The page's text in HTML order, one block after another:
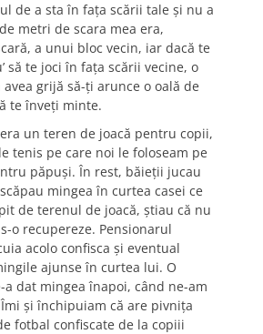
de a sta în fața scării tale și nu a
metri de scara mea era,
a unui bloc vecin, iar dacă te
să te joci în fața scării vecine, o
avea grijă să-ți arunce o oală de
te înveți minte.
un teren de joacă pentru copii,
tenis pe care noi le foloseam pe
păpuși. În rest, băieții jucau
mingea în curtea casei ce
de terenul de joacă, știau că nu
o recupereze. Pensionarul
acolo confisca și eventual
ajunse în curtea lui. O
dat mingea înapoi, când ne-am
și închipuiam că are pivnița
fotbal confiscate de la copiii